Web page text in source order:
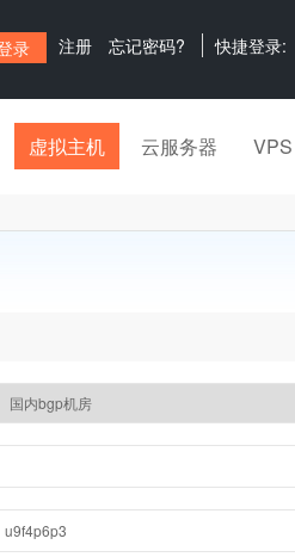
注册 忘记密码? 快捷登录:
虚拟主机 云服务器 VPS